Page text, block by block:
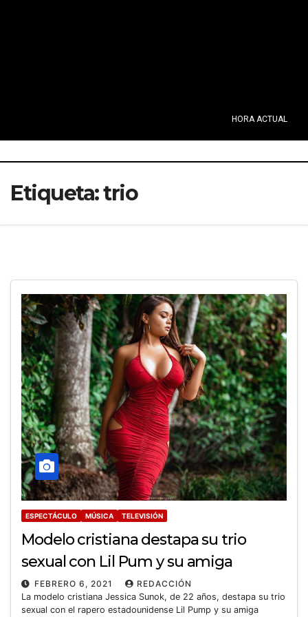
HORA ACTUAL
Etiqueta:trio
ESPECTÁCULO MÚSICA TELEVISIÓN
Modelo cristiana destapa su trio
sexual con Lil Pum y su amiga
FEBRERO 6, 2021
REDACCIÓN
La modelo cristiana Jessica Sunok, de 22 años, destapa su trio
sexual con el rapero estadounidense Lil Pump y su amiga